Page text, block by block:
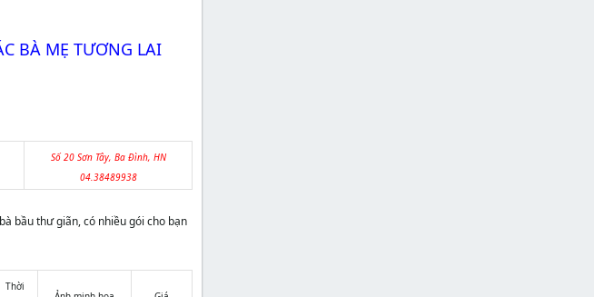
BÀ MẸ TƯƠNG LAI
Số 20 Sơn Tây, Ba Đình, HN
04.38489938
bầu thư giãn, có nhiều gói cho bạn
Thời